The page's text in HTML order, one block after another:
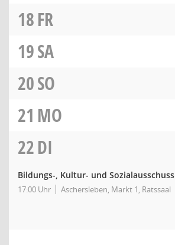
18FR
19SA
20SO
21 MO
22DI
Bildungs-, Kultur- und Sozialausschuss
17:00 Uhr Aschersleben, Markt 1, Ratssaal